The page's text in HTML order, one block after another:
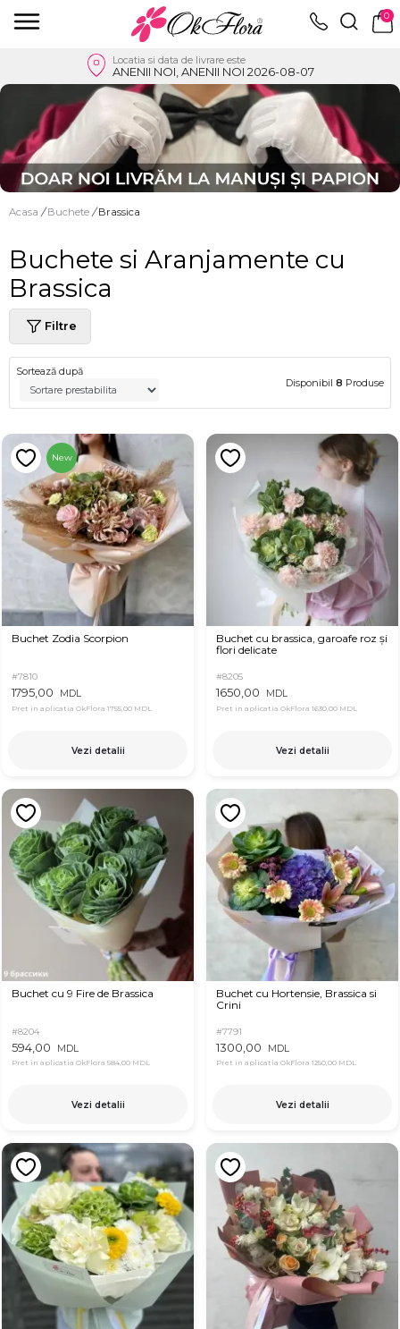
0
Locatia si data de livrare este
ANENII NOI, ANENII NOI 2026-08-07
Acasa / Buchete / Brassica
Buchete si Aranjamente cu
Brassica
Filtre
Sortează după
Disponibil 8 Produse
New
Buchet Zodia Scorpion
#7810
1795,00 MDL
Pret in aplicatia OkFlora 1755,00 MDL
Vezi detalii
Buchet cu brassica, garoafe roz și
flori delicate
#8205
1650,00 MDL
Pret in aplicatia OkFlora 1630,00 MDL
Vezi detalii
Buchet cu 9 Fire de Brassica
#8204
594,00 MDL
Pret in aplicatia OkFlora 584,00 MDL
Vezi detalii
Buchet cu Hortensie, Brassica si
Crini
#7791
1300,00 MDL
Pret in aplicatia OkFlora 1250,00 MDL
Vezi detalii